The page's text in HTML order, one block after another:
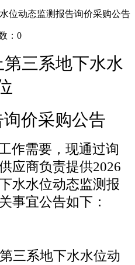
位动态监测报告询价采购公告
： 0
三系地下水水
价采购公告
作需要，现通过询
应商负责提供2026
水水位动态监测报
事宜公告如下：
三系地下水水位动